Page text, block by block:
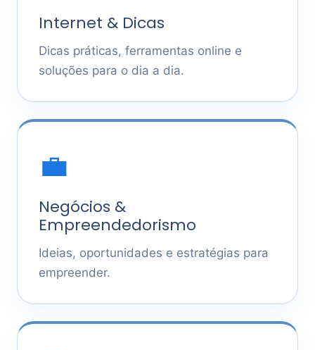
Internet & Dicas
Dicas práticas, ferramentas online e
soluções para o dia a dia.
💼
Negócios &
Empreendedorismo
Ideias, oportunidades e estratégias para
empreender.